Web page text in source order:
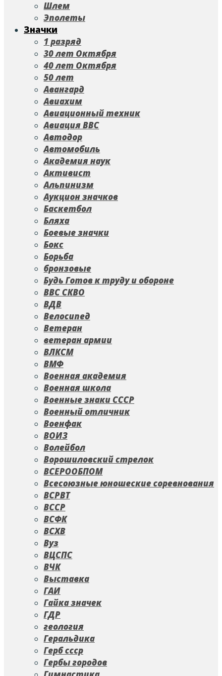
Шлем
Эполеты
Значки
1 разряд
30 лет Октября
40 лет Октября
50 лет
Авангард
Авиахим
Авиационный техник
Авиация ВВС
Автодор
Автомобиль
Академия наук
Активист
Альпинизм
Аукцион значков
Баскетбол
Бляха
Боевые значки
Бокс
Борьба
бронзовые
Будь Готов к труду и обороне
ВВС СКВО
ВДВ
Велосипед
Ветеран
ветеран армии
ВЛКСМ
ВМФ
Военная академия
Военная школа
Военные знаки СССР
Военный отличник
Военфак
ВОИЗ
Волейбол
Ворошиловский стрелок
ВСЕРООБПОМ
Всесоюзные юношеские соревнования
ВСРВТ
ВССР
ВСФК
ВСХВ
Вуз
ВЦСПС
ВЧК
Выставка
ГАИ
Гайка значек
ГДР
геология
Геральдика
Герб ссср
Гербы городов